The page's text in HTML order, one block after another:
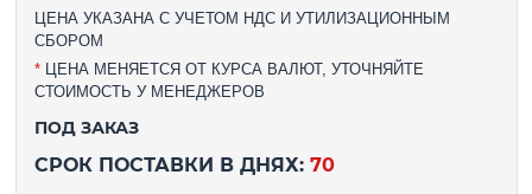
ЦЕНА УКАЗАНА С УЧЕТОМ НДС И УТИЛИЗАЦИОННЫМ
СБОРОМ
*ЦЕНА МЕНЯЕТСЯ ОТ КУРСА ВАЛЮТ, УТОЧНЯЙТЕ
СТОИМОСТЬ У МЕНЕДЖЕРОВ
ПОД ЗАКАЗ
СРОК ПОСТАВКИ В ДНЯХ: 70